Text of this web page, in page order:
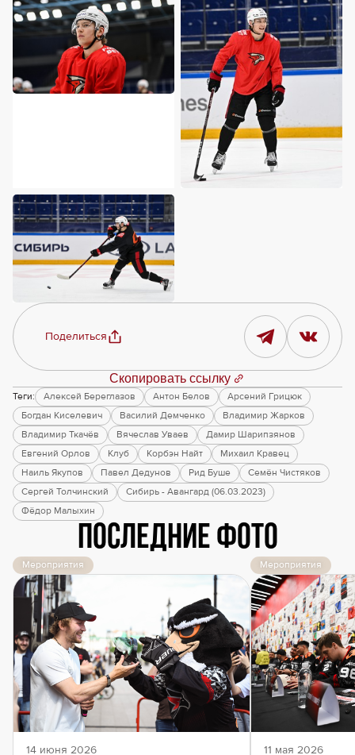
Поделиться
Скопировать ссылку
Теги: Алексей Береглазов Антон Белов
Арсений Грицюк
Богдан Киселевич
Василий Демченко
Владимир Жарков
Владимир Ткачёв
Вячеслав Уваев
Дамир Шарипзянов
Евгений Орлов
Клуб Корбэн Найт
Михаил Кравец
Наиль Якупов
Павел Дедунов Рид Буше
Семён Чистяков
Сергей Толчинский
Сибирь - Авангард (06.03.2023)
Фёдор Малыхин
Последние фото
Мероприятия
14 июня 2026
Мероприятия
11 мая 2026